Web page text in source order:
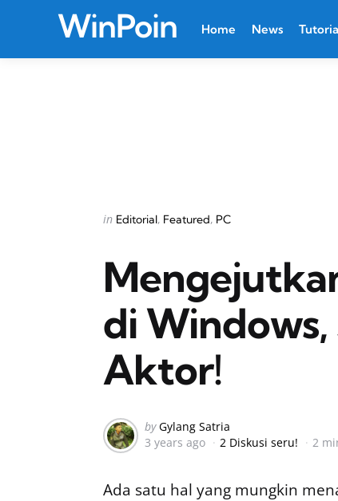
WinPoin Home News
Categories
Posted
in Editorial Featured PC
di
Aktor!
Posted
by
by Gylang Satria
3 years ago
2 Diskusi seru! 2
Ada satu hal yang mungkin